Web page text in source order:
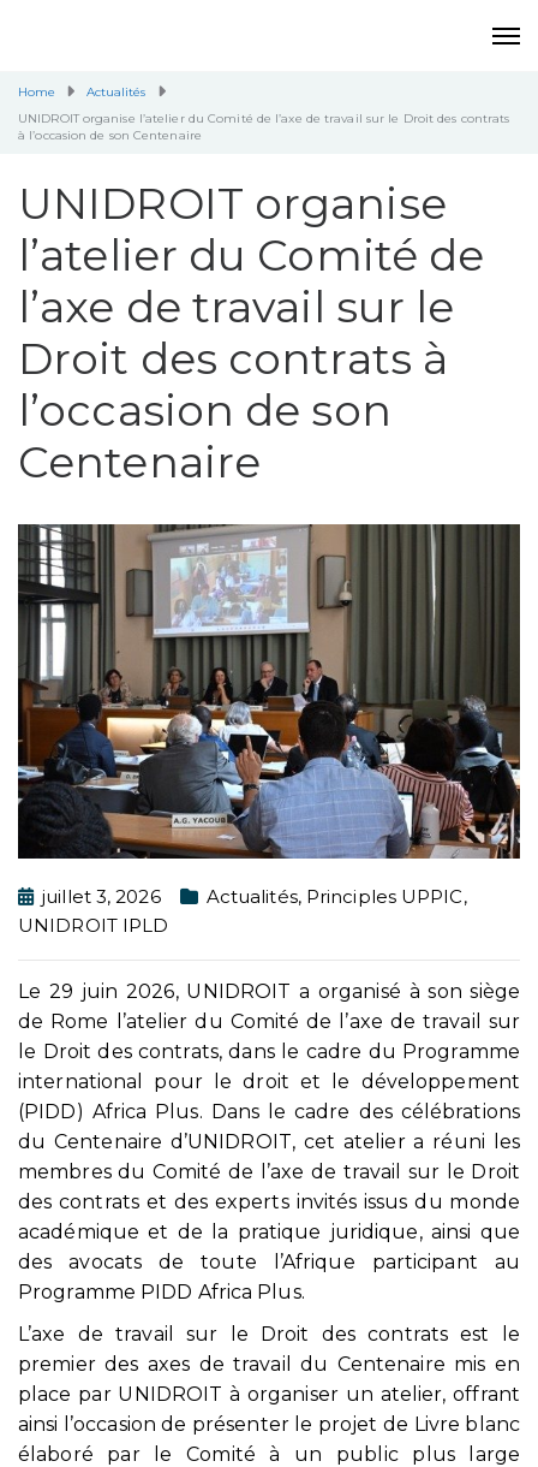
Home
Actualités
UNIDROIT organise l’atelier du Comité de l’axe de travail sur le Droit des contrats
à l’occasion de son Centenaire
UNIDROIT organise
l’atelier du Comité de
l’axe de travail sur le
Droit des contrats à
l’occasion de son
Centenaire
juillet 3, 2026 Actualités, Principles UPPIC,
UNIDROIT IPLD
Le 29 juin 2026, UNIDROIT a organisé à son siège
de Rome l’atelier du Comité de l’axe de travail sur
le Droit des contrats, dans le cadre du Programme
international pour le droit et le développement
(PIDD) Africa Plus. Dans le cadre des célébrations
du Centenaire d’UNIDROIT, cet atelier a réuni les
membres du Comité de l’axe de travail sur le Droit
des contrats et des experts invités issus du monde
académique et de la pratique juridique, ainsi que
des avocats de toute l’Afrique participant au
Programme PIDD Africa Plus.
L’axe de travail sur le Droit des contrats est le
premier des axes de travail du Centenaire mis en
place par UNIDROIT à organiser un atelier, offrant
ainsi l’occasion de présenter le projet de Livre blanc
élaboré par le Comité à un public plus large